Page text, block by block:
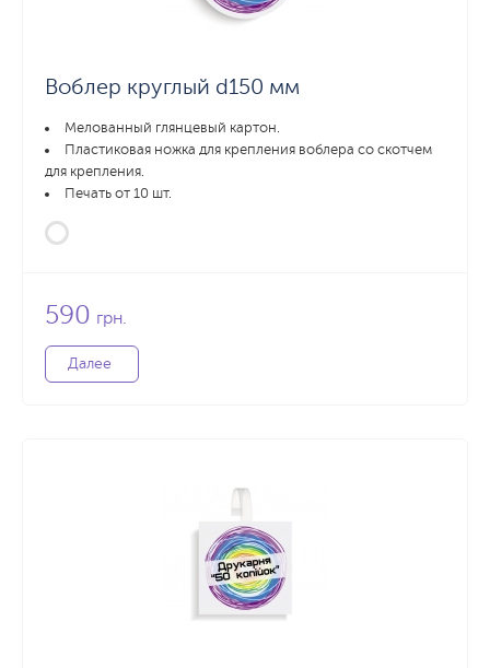
Воблер круглый d150 мм
Мелованный глянцевый картон.
Пластиковая ножка для крепления воблера со скотчем
для крепления.
Печать от 10 шт.
590 грн.
Далее